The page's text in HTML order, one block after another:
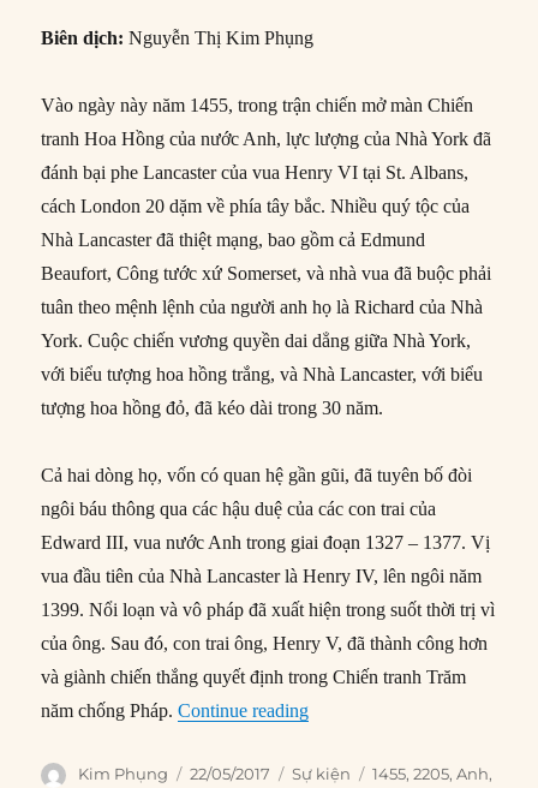
Biên dịch: Nguyễn Thị Kim Phụng
Vào ngày này năm 1455, trong trận chiến mở màn Chiến
tranh Hoa Hồng của nước Anh, lực lượng của Nhà York đã
đánh bại phe Lancaster của vua Henry VI tại St. Albans,
cách London 20 dặm về phía tây bắc. Nhiều quý tộc của
Nhà Lancaster đã thiệt mạng, bao gồm cả Edmund
Beaufort, Công tước xứ Somerset, và nhà vua đã buộc phải
tuân theo mệnh lệnh của người anh họ là Richard của Nhà
York. Cuộc chiến vương quyền dai dẳng giữa Nhà York,
với biểu tượng hoa hồng trắng, và Nhà Lancaster, với biểu
tượng hoa hồng đỏ, đã kéo dài trong 30 năm.
Cả hai dòng họ, vốn có quan hệ gần gũi, đã tuyên bố đòi
ngôi báu thông qua các hậu duệ của các con trai của
Edward III, vua nước Anh trong giai đoạn 1327 – 1377. Vị
vua đầu tiên của Nhà Lancaster là Henry IV, lên ngôi năm
1399. Nổi loạn và vô pháp đã xuất hiện trong suốt thời trị vì
của ông. Sau đó, con trai ông, Henry V, đã thành công hơn
và giành chiến thắng quyết định trong Chiến tranh Trăm
năm chống Pháp.Continue reading“22/05/1455: Chiến tranh
Author
Kim Phụng
Posted
22/05/2017 Categories
Sự kiện Tags
1455,2205,Anh,